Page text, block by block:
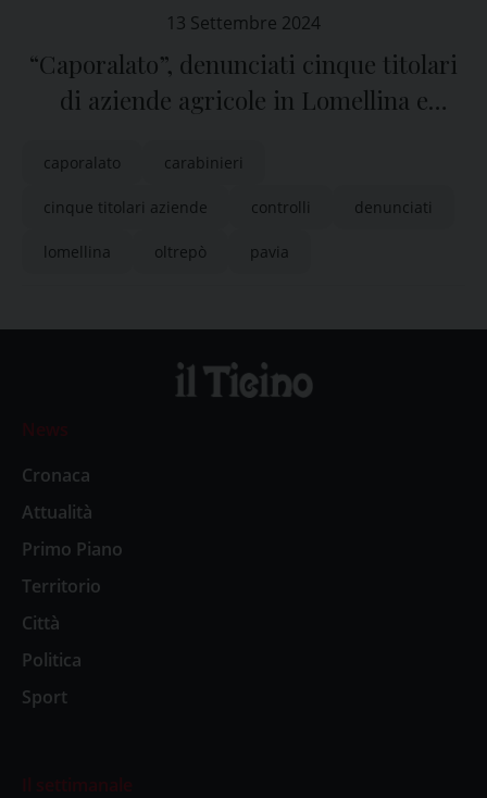
13 Settembre 2024
“Caporalato”, denunciati cinque titolari
di aziende agricole in Lomellina e
caporalato carabinieri
cinque titolari aziende controlli denunciati
lomellina oltrepò pavia
News
Cronaca
Attualità
Primo Piano
Territorio
Città
Politica
Sport
Il settimanale